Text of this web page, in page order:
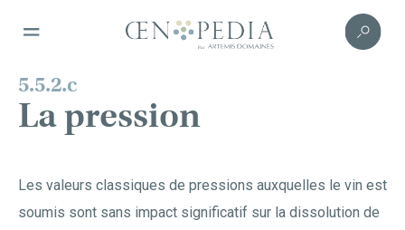
5.5.2.c
La pression
Les valeurs classiques de pressions auxquelles le vin est
soumis sont sans impact significatif sur la dissolution de